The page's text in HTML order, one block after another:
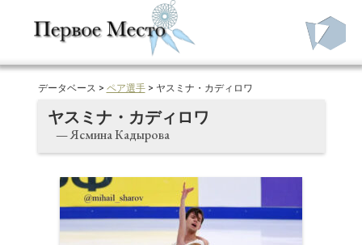
データベース > ペア選手> ヤスミナ・カディロワ
ヤスミナ・カディロワ
— Ясмина Кадырова